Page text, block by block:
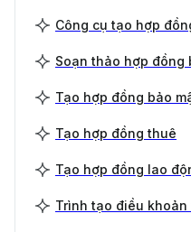
Công cụ tạo hợp
Soạn thảo hợp đồng
Tạo hợp đồng bảo
Tạo hợp đồng thuê
Tạo hợp đồng lao
Trình tạo điều